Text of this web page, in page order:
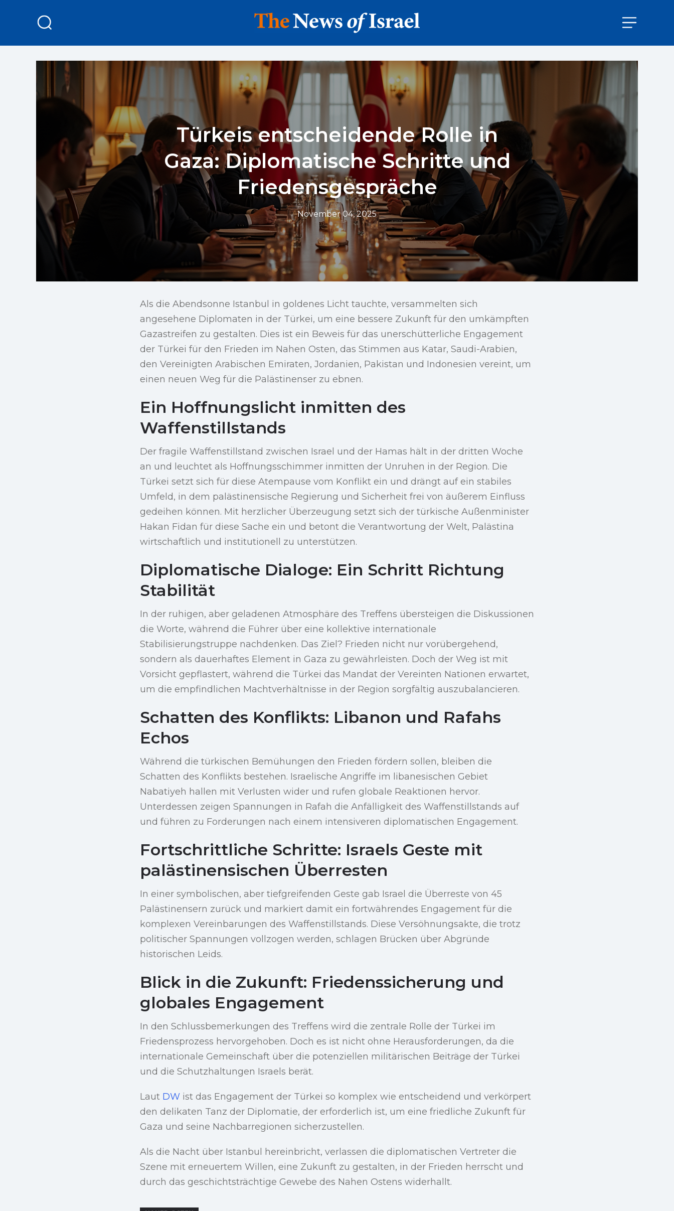
Türkeis entscheidende Rolle in
Gaza: Diplomatische Schritte und
Friedensgespräche
November 04, 2025
Als die Abendsonne Istanbul in goldenes Licht tauchte, versammelten sich
angesehene Diplomaten in der Türkei, um eine bessere Zukunft für den umkämpften
Gazastreifen zu gestalten. Dies ist ein Beweis für das unerschütterliche Engagement
der Türkei für den Frieden im Nahen Osten, das Stimmen aus Katar, Saudi-Arabien,
den Vereinigten Arabischen Emiraten, Jordanien, Pakistan und Indonesien vereint, um
einen neuen Weg für die Palästinenser zu ebnen.
Ein Hoffnungslicht inmitten des
Waffenstillstands
Der fragile Waffenstillstand zwischen Israel und der Hamas hält in der dritten Woche
an und leuchtet als Hoffnungsschimmer inmitten der Unruhen in der Region. Die
Türkei setzt sich für diese Atempause vom Konflikt ein und drängt auf ein stabiles
Umfeld, in dem palästinensische Regierung und Sicherheit frei von äußerem Einfluss
gedeihen können. Mit herzlicher Überzeugung setzt sich der türkische Außenminister
Hakan Fidan für diese Sache ein und betont die Verantwortung der Welt, Palästina
wirtschaftlich und institutionell zu unterstützen.
Diplomatische Dialoge: Ein Schritt Richtung
Stabilität
In der ruhigen, aber geladenen Atmosphäre des Treffens übersteigen die Diskussionen
die Worte, während die Führer über eine kollektive internationale
Stabilisierungstruppe nachdenken. Das Ziel? Frieden nicht nur vorübergehend,
sondern als dauerhaftes Element in Gaza zu gewährleisten. Doch der Weg ist mit
Vorsicht gepflastert, während die Türkei das Mandat der Vereinten Nationen erwartet,
um die empfindlichen Machtverhältnisse in der Region sorgfältig auszubalancieren.
Schatten des Konflikts: Libanon und Rafahs
Echos
Während die türkischen Bemühungen den Frieden fördern sollen, bleiben die
Schatten des Konflikts bestehen. Israelische Angriffe im libanesischen Gebiet
Nabatiyeh hallen mit Verlusten wider und rufen globale Reaktionen hervor.
Unterdessen zeigen Spannungen in Rafah die Anfälligkeit des Waffenstillstands auf
und führen zu Forderungen nach einem intensiveren diplomatischen Engagement.
Fortschrittliche Schritte: Israels Geste mit
palästinensischen Überresten
In einer symbolischen, aber tiefgreifenden Geste gab Israel die Überreste von 45
Palästinensern zurück und markiert damit ein fortwährendes Engagement für die
komplexen Vereinbarungen des Waffenstillstands. Diese Versöhnungsakte, die trotz
politischer Spannungen vollzogen werden, schlagen Brücken über Abgründe
historischen Leids.
Blick in die Zukunft: Friedenssicherung und
globales Engagement
In den Schlussbemerkungen des Treffens wird die zentrale Rolle der Türkei im
Friedensprozess hervorgehoben. Doch es ist nicht ohne Herausforderungen, da die
internationale Gemeinschaft über die potenziellen militärischen Beiträge der Türkei
und die Schutzhaltungen Israels berät.
Laut DW ist das Engagement der Türkei so komplex wie entscheidend und verkörpert
den delikaten Tanz der Diplomatie, der erforderlich ist, um eine friedliche Zukunft für
Gaza und seine Nachbarregionen sicherzustellen.
Als die Nacht über Istanbul hereinbricht, verlassen die diplomatischen Vertreter die
Szene mit erneuertem Willen, eine Zukunft zu gestalten, in der Frieden herrscht und
durch das geschichtsträchtige Gewebe des Nahen Ostens widerhallt.